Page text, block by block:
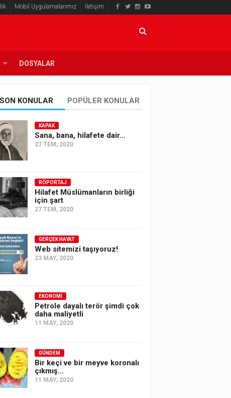
Mobil Uygulamalarımız İletişim
DOSYALAR
SON KONULAR POPÜLER KONULAR
KAPAK
Sana, bana, hilafete dair…
27 TEM, 2020
RÖPORTAJ
Hilafet Müslümanların birliği
için şart
27 TEM, 2020
GERÇEK HAYAT
Web sitemizi taşıyoruz!
23 MAY, 2020
EKONOMI
Petrole dayalı terör şimdi çok
daha maliyetli
11 MAY, 2020
GÜNDEM
Bir keçi ve bir meyve koronalı
çıkmış…
11 MAY, 2020